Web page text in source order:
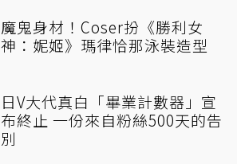
魔鬼身材！Coser扮《勝利女
神：妮姬》瑪律恰那泳裝造型
日V大代真白「畢業計數器」宣
布終止 一份來自粉絲500天的告
別